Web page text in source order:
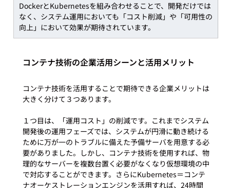
DockerとKubernetesを組み合わせることで、開発だけでは
なく、システム運用においても「コスト削減」や「可用性の
向上」において効果が期待されています。
コンテナ技術の企業活用シーンと活用メリット
コンテナ技術を活用することで期待できる企業メリットは
大きく分けて３つあります。
１つ目は、「運用コスト」の削減です。これまでシステム
開発後の運用フェーズでは、システムが円滑に動き続ける
ために万が一のトラブルに備えた予備サーバを用意する必
要がありました。しかし、コンテナ技術を使用すれば、物
理的なサーバーを複数台置く必要がなくなり仮想環境の中
で対応することができます。さらにKubernetes＝コンテ
ナオーケストレーションエンジンを活用すれば、24時間